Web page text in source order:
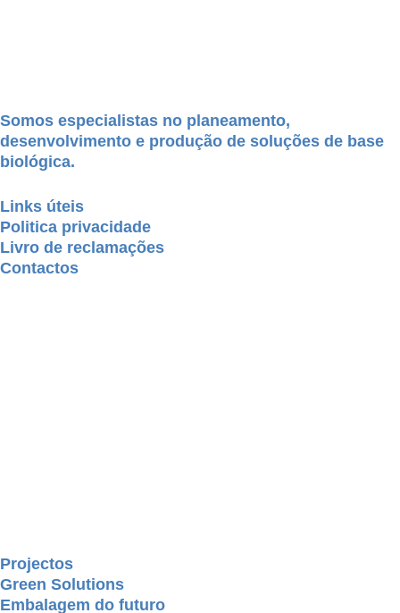
Somos especialistas no planeamento,
desenvolvimento e produção de soluções de base
biológica.
Links úteis
Politica privacidade
Livro de reclamações
Contactos
Projectos
Green Solutions
Embalagem do futuro